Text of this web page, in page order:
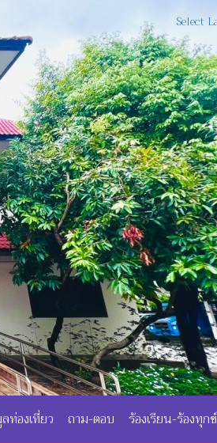
Select
ท่องเที่ยว ถาม-ตอบ ร้องเรียน-ร้องทุกข์